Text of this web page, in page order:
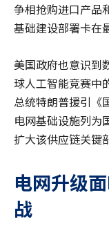
争相抢购进口产品
基础建设部署卡在
美国政府也意识到
球人工智能竞赛中
总统特朗普援引《
电网基础设施列为
扩大该供应链关键
电网升级
战